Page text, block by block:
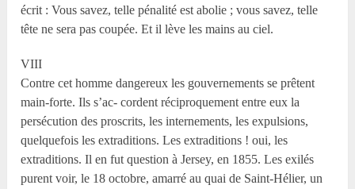
écrit : Vous savez, telle pénalité est abolie ; vous savez, telle
tête ne sera pas coupée. Et il lève les mains au ciel.
VIII
Contre cet homme dangereux les gouvernements se prêtent
main-forte. Ils s’ac- cordent réciproquement entre eux la
persécution des proscrits, les internements, les expulsions,
quelquefois les extraditions. Les extraditions ! oui, les
extraditions. Il en fut question à Jersey, en 1855. Les exilés
purent voir, le 18 octobre, amarré au quai de Saint-Hélier, un